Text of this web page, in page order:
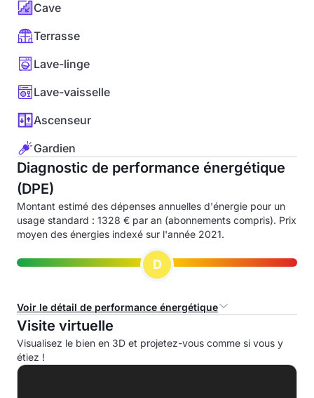
Cave
Terrasse
Lave-linge
Lave-vaisselle
Ascenseur
Gardien
Diagnostic de performance énergétique
(DPE)
Montant estimé des dépenses annuelles d'énergie pour un
usage standard : 1328 € par an (abonnements compris). Prix
moyen des énergies indexé sur l'année 2021.
D
Voir le détail de performance énergétique
Consommation d'énergie primaire (CEP)
A
Visite virtuelle
Visualisez le bien en 3D et projetez-vous comme si vous y
étiez !